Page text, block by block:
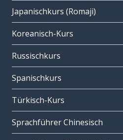
Japanischkurs (Romaji)
Koreanisch-Kurs
Russischkurs
Spanischkurs
Türkisch-Kurs
Sprachführer Chinesisch